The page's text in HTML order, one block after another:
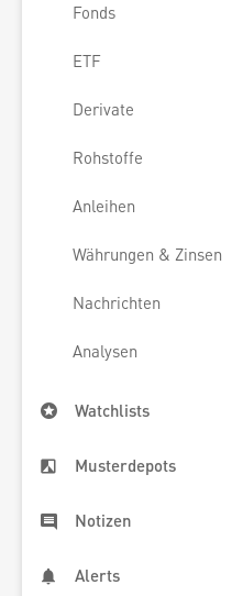
Fonds
ETF
Derivate
Rohstoffe
Anleihen
Währungen & Zinsen
Nachrichten
Analysen
Watchlists
Musterdepots
Notizen
Alerts